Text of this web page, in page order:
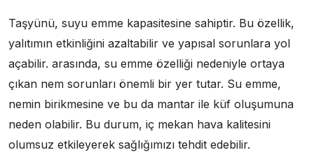
Taşyünü, suyu emme kapasitesine sahiptir. Bu özellik,
yalıtımın etkinliğini azaltabilir ve yapısal sorunlara yol
açabilir. arasında, su emme özelliği nedeniyle ortaya
çıkan nem sorunları önemli bir yer tutar. Su emme,
nemin birikmesine ve bu da mantar ile küf oluşumuna
neden olabilir. Bu durum, iç mekan hava kalitesini
olumsuz etkileyerek sağlığımızı tehdit edebilir.